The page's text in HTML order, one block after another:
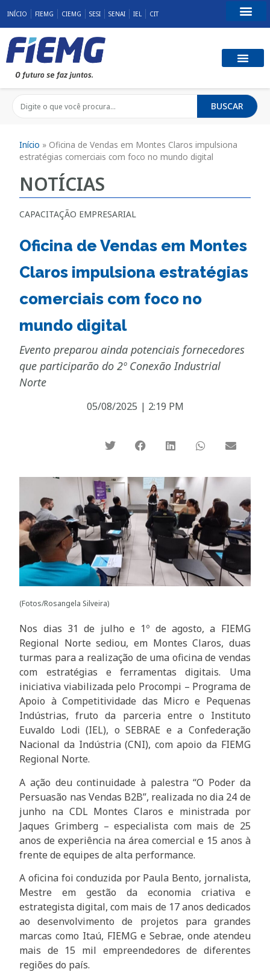
INÍCIO FIEMG CIEMG SESI SENAI IEL CIT
BUSCAR
Início » Oficina de Vendas em Montes Claros impulsiona
estratégias comerciais com foco no mundo digital
NOTÍCIAS
CAPACITAÇÃO EMPRESARIAL
Oficina de Vendas em Montes
Claros impulsiona estratégias
comerciais com foco no
mundo digital
Evento preparou ainda potenciais fornecedores
que participarão do 2º Conexão Industrial
Norte
05/08/2025 | 2:19 PM
(Fotos/Rosangela Silveira)
Nos dias 31 de julho e 1º de agosto, a FIEMG
Regional Norte sediou, em Montes Claros, duas
turmas para a realização de uma oficina de vendas
com estratégias e ferramentas digitais. Uma
iniciativa viabilizada pelo Procompi – Programa de
Apoio à Competitividade das Micro e Pequenas
Indústrias, fruto da parceria entre o Instituto
Euvaldo Lodi (IEL), o SEBRAE e a Confederação
Nacional da Indústria (CNI), com apoio da FIEMG
Regional Norte.
A ação deu continuidade à palestra “O Poder da
Persuasão nas Vendas B2B”, realizada no dia 24 de
junho na CDL Montes Claros e ministrada por
Jaques Grimberg – especialista com mais de 25
anos de experiência na área comercial e 15 anos à
frente de equipes de alta performance.
A oficina foi conduzida por Paula Bento, jornalista,
Mestre em gestão da economia criativa e
estrategista digital, com mais de 17 anos dedicados
ao desenvolvimento de projetos para grandes
marcas como Itaú, FIEMG e Sebrae, onde atendeu
mais de 15 mil empreendedores de diferentes
regiões do país.